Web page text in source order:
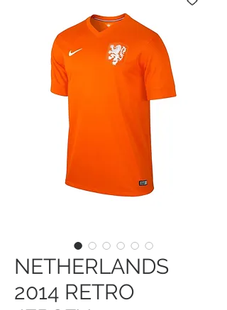
NETHERLANDS
2014 RETRO